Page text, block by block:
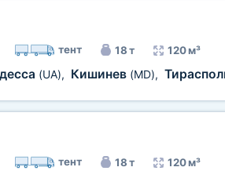
тент 18 т 120 м³
(UA), Кишинев (MD),
тент 18 т 120 м³